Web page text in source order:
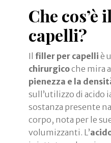
Che
capelli?
Il filler per capelli è
chirurgicoche mira a
pienezza e la
sull’utilizzo di acido
sostanza presente
corpo, nota per le
volumizzanti. L’